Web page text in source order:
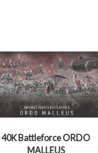
40K Battleforce ORDO
MALLEUS